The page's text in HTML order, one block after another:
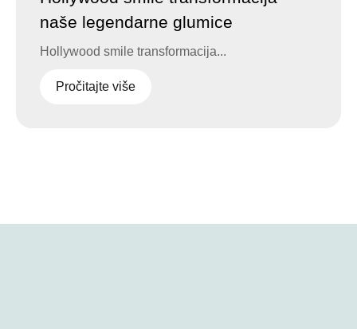
naše legendarne glumice
Hollywood smile transformacija...
Pročitajte više